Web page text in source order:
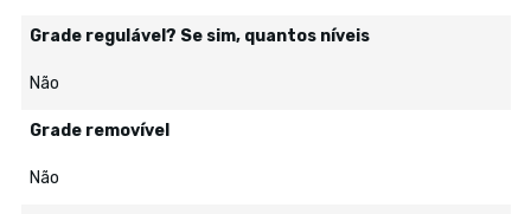
Grade regulável? Se sim, quantos níveis
Não
Grade removível
Não